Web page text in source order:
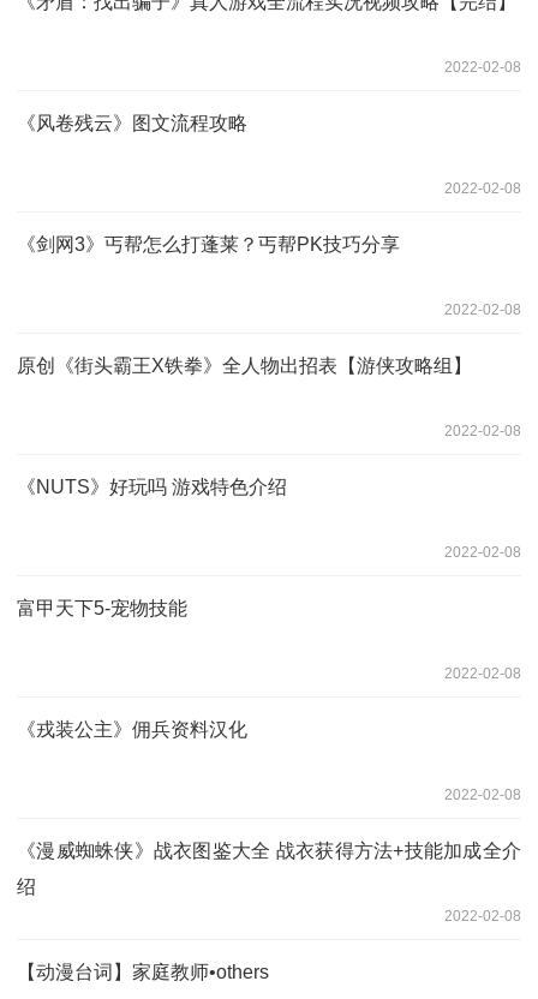
2022-02-08
《风卷残云》图文流程攻略
2022-02-08
《剑网3》丐帮怎么打蓬莱？丐帮PK技巧分享
2022-02-08
原创《街头霸王X铁拳》全人物出招表【游侠攻略组】
2022-02-08
《NUTS》好玩吗 游戏特色介绍
2022-02-08
富甲天下5-宠物技能
2022-02-08
《戎装公主》佣兵资料汉化
2022-02-08
《漫威蜘蛛侠》战衣图鉴大全 战衣获得方法+技能加成全介
绍
2022-02-08
【动漫台词】家庭教师•others